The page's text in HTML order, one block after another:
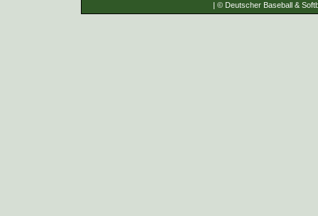
| © Deutscher Baseball &